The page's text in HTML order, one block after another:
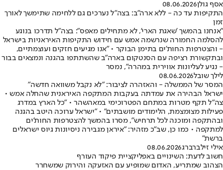
אסף גולן08.06.2026
התקיפות עד כה - ללא ארה"ב: בצה"ל נערכים גם ללחימה שתימשך לאורך
זמן
"אנחנו בהמשך 'שאגת הארי', לא מתחילים מאפס": בצה"ל תדרכו בנוגע
להסלמה החמורה שנרשמה אמש עם חידוש התקיפות האיראניות בישראל
- והצטרפות החות'ים בתימן הבוקר • "אנו מגיעים חזקים ועוצמתיים,
ובתקשורת רציפה עם הסנטקום בארה"ב שהשתתפו בהגנה ונמצאים בבור
- נגיע לעליונות אווירית במהרה", נמסר
לילך שובל08.06.2026
המסר של הממשלה - והאזהרה לציבור: "לא נקבל משוואה חדשה"
ישראל הבהירה את עמדתה בעקבות המתקפה האיראנית שהחלה אמש •
צה"ל תקף מטרות במתחם הפטרוכימי במאהשהר • "כל הארץ במדרג
פעילות מצומצמת, הלימודים מושבתים" • "ישראל ערוכה היטב בהגנה
ובהתקפה ומוכנה לכל תרחיש", מסרו בהמשך להצטרפות החות'ים
למתקפה • כמו כן, שב"כ מזהיר: "איראן מגבירה ניסיונות גיוס ישראלים
ברשת"
אילי זילברברג08.06.2026
חשוב לדעת: השינויים באפליקציית פיקוד העורף
הצהוב שמתריע, האדום שמופיע עם האזעקה והירוק שמשחרר